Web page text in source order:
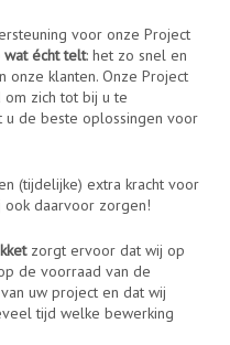
voor onze Project
wat écht telt: het zo snel en
onze klanten. Onze Project
zich tot bij u te
u de beste oplossingen voor
(tijdelijke) extra kracht voor
ook daarvoor zorgen!
zorgt ervoor dat wij op
de voorraad van de
uw project en dat wij
tijd welke bewerking